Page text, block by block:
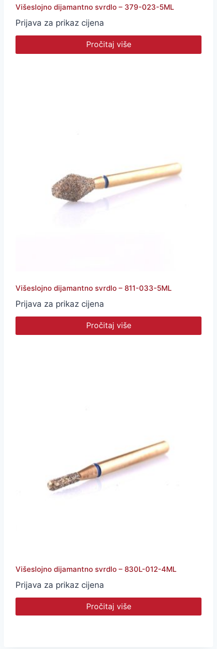
Višeslojno dijamantno svrdlo – 379-023-5ML
Prijava za prikaz cijena
Pročitaj više
Višeslojno dijamantno svrdlo – 811-033-5ML
Prijava za prikaz cijena
Pročitaj više
Višeslojno dijamantno svrdlo – 830L-012-4ML
Prijava za prikaz cijena
Pročitaj više